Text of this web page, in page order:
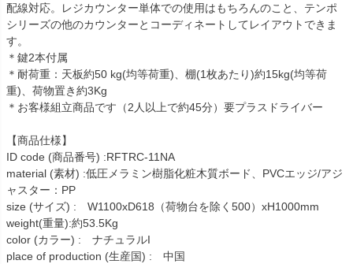
配線対応。レジカウンター単体での使用はもちろんのこと、テンポ
シリーズの他のカウンターとコーディネートしてレイアウトできま
す。
＊鍵2本付属
＊耐荷重：天板約50 kg(均等荷重)、棚(1枚あたり)約15kg(均等荷
重)、荷物置き約3Kg
＊お客様組立商品です（2人以上で約45分）要プラスドライバー
【商品仕様】
ID code (商品番号) :RFTRC-11NA
material (素材) :低圧メラミン樹脂化粧木質ボード、PVCエッジ/アジ
ャスター：PP
size (サイズ) : W1100xD618（荷物台を除く500）xH1000mm
weight(重量):約53.5Kg
color (カラー) : ナチュラルI
place of production (生産国) : 中国